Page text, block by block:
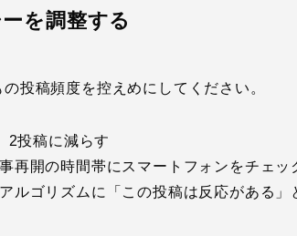
を調整する
投稿頻度を控えめにしてください。
2投稿に減らす
事再開の時間帯にスマートフォンをチェッ
アルゴリズムに「この投稿は反応がある」